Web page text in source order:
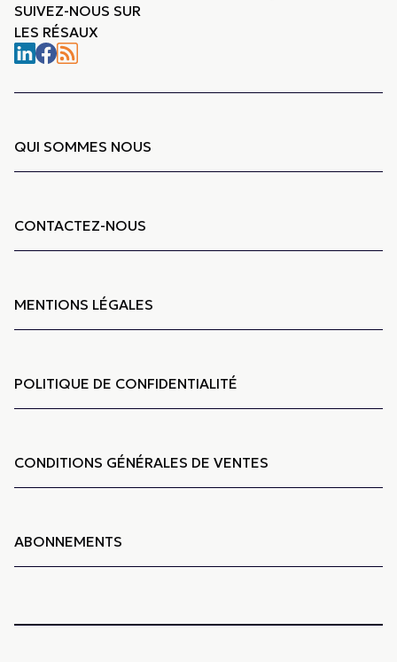
SUIVEZ-NOUS SUR
LES RÉSAUX
QUI SOMMES NOUS
CONTACTEZ-NOUS
MENTIONS LÉGALES
POLITIQUE DE CONFIDENTIALITÉ
CONDITIONS GÉNÉRALES DE VENTES
ABONNEMENTS